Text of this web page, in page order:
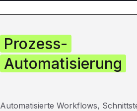
Prozess-
Automatisierung
Automatisierte Workflows,